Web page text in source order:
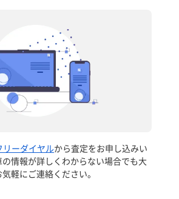
リーダイヤルから査定をお申し込みい
情報が詳しくわからない場合でも大
軽にご連絡ください。